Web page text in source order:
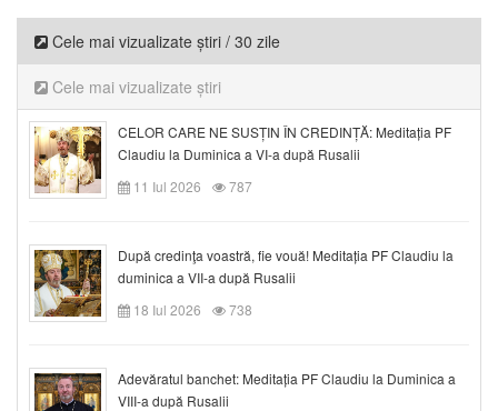
Cele mai vizualizate știri / 30 zile
Cele mai vizualizate știri
CELOR CARE NE SUSȚIN ÎN CREDINȚĂ: Meditația PF
Claudiu la Duminica a VI-a după Rusalii
11 Iul 2026
787
După credinţa voastră, fie vouă! Meditația PF Claudiu la
duminica a VII-a după Rusalii
18 Iul 2026
738
Adevăratul banchet: Meditația PF Claudiu la Duminica a
VIII-a după Rusalii